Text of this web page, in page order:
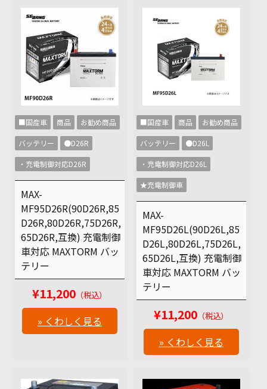
■国産車 商品 お勧め商品
バッテリー ●D26R
・充電制御対応D26R
MAX-
MF95D26R(90D26R,85
D26R,80D26R,75D26R,
65D26R,互換) 充電制御
車対応 MAXTORM バッ
テリー
¥11,200 （税込）
» くわしく見る
■国産車 商品 お勧め商品
バッテリー ●D26L
・充電制御対応D26L
★充電制御車
MAX-
MF95D26L(90D26L,85
D26L,80D26L,75D26L,
65D26L,互換) 充電制御
車対応 MAXTORM バッ
テリー
¥11,200 （税込）
» くわしく見る